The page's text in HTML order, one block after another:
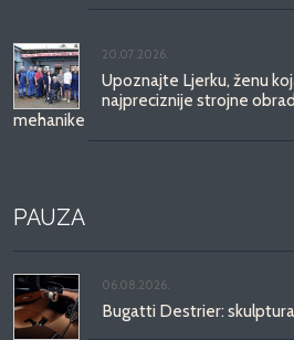
20.07.2026.
Upoznajte Ljerku, ženu
najpreciznije strojne
mehanike
PAUZA
06.08.2026.
Bugatti Destrier: